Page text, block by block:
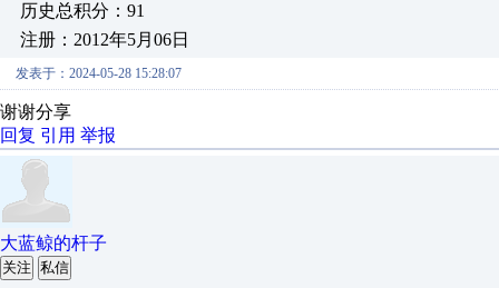
历史总积分：91
注册：2012年5月06日
发表于：2024-05-28 15:28:07
谢谢分享
回复 引用 举报
大蓝鲸的杆子
关注 私信